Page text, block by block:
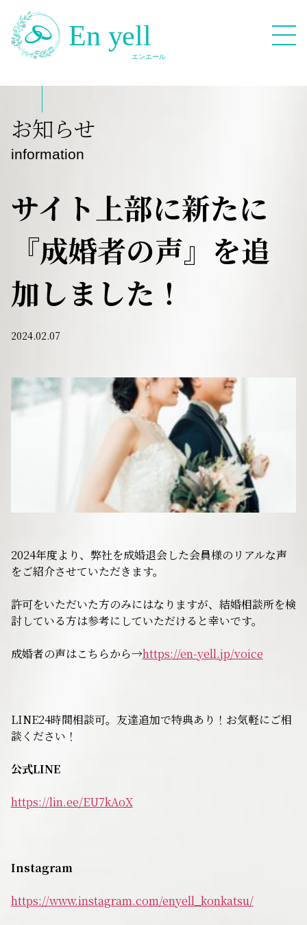
082-909-2380
無料相談応募フォーム
HOME
Blog
ご成婚までの流れ
料金
サービス比較
代表挨拶
無料相談
お知らせ
information
サイト上部に新たに
『成婚者の声』を追
加しました！
2024.02.07
2024年度より、弊社を成婚退会した会員様のリアルな声
をご紹介させていただきます。
許可をいただいた方のみにはなりますが、結婚相談所を検
討している方は参考にしていただけると幸いです。
成婚者の声はこちらから→https://en-yell.jp/voice
LINE24時間相談可。友達追加で特典あり！お気軽にご相
談ください！
公式LINE
https://lin.ee/EU7kAoX
Instagram
https://www.instagram.com/enyell_konkatsu/